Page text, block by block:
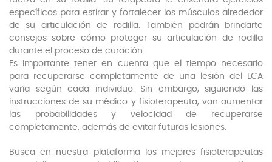
específicos para estirar y fortalecer los músculos alrededor
de su articulación de rodilla. También podrán brindarte
consejos sobre cómo proteger su articulación de rodilla
durante el proceso de curación.
Es importante tener en cuenta que el tiempo necesario
para recuperarse completamente de una lesión del LCA
varía según cada individuo. Sin embargo, siguiendo las
instrucciones de su médico y fisioterapeuta, van aumentar
las probabilidades y velocidad de recuperarse
completamente, además de evitar futuras lesiones.
Busca en nuestra plataforma los mejores fisioterapeutas